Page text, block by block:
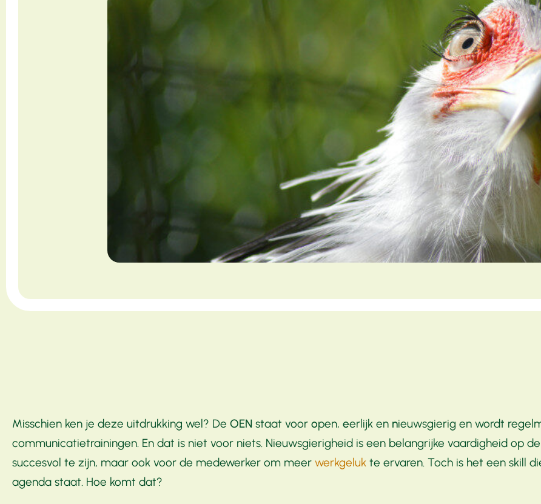
Misschien ken je deze uitdrukking wel? De OEN staat voor open, eerlijk en nieuwsgierig en wordt
communicatietrainingen. En dat is niet voor niets. Nieuwsgierigheid is een belangrijke vaardigheid op
succesvol te zijn, maar ook voor de medewerker om meer werkgeluk te ervaren. Toch is het een skill
agenda staat. Hoe komt dat?